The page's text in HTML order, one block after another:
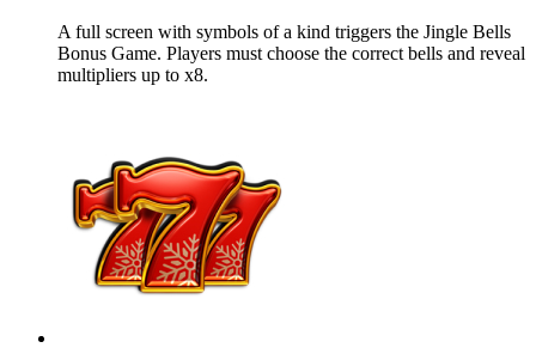
A full screen with symbols of a kind triggers the Jingle Bells
Bonus Game. Players must choose the correct bells and reveal
multipliers up to x8.